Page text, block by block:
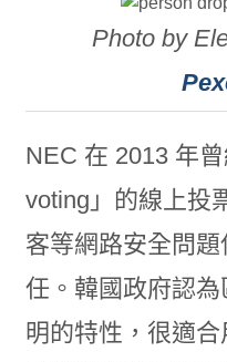
Photo by
NEC 在 2013 年
voting」的線上投
客等網路安全問
任。韓國政府認
明的特性，很適